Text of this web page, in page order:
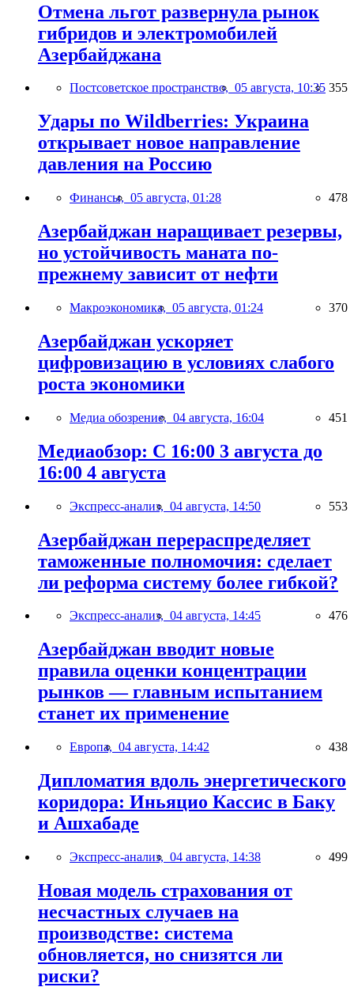
Отмена льгот развернула рынок
гибридов и электромобилей
Азербайджана
Постсоветское пространство, 05 августа, 10:35 355
Удары по Wildberries: Украина
открывает новое направление
давления на Россию
Финансы, 05 августа, 01:28 478
Азербайджан наращивает резервы,
но устойчивость маната по-
прежнему зависит от нефти
Макроэкономика, 05 августа, 01:24 370
Азербайджан ускоряет
цифровизацию в условиях слабого
роста экономики
Медиа обозрение, 04 августа, 16:04 451
Медиаобзор: С 16:00 3 августа до
16:00 4 августа
Экспресс-анализ, 04 августа, 14:50 553
Азербайджан перераспределяет
таможенные полномочия: сделает
ли реформа систему более гибкой?
Экспресс-анализ, 04 августа, 14:45 476
Азербайджан вводит новые
правила оценки концентрации
рынков — главным испытанием
станет их применение
Европа, 04 августа, 14:42 438
Дипломатия вдоль энергетического
коридора: Иньяцио Кассис в Баку
и Ашхабаде
Экспресс-анализ, 04 августа, 14:38 499
Новая модель страхования от
несчастных случаев на
производстве: система
обновляется, но снизятся ли
риски?